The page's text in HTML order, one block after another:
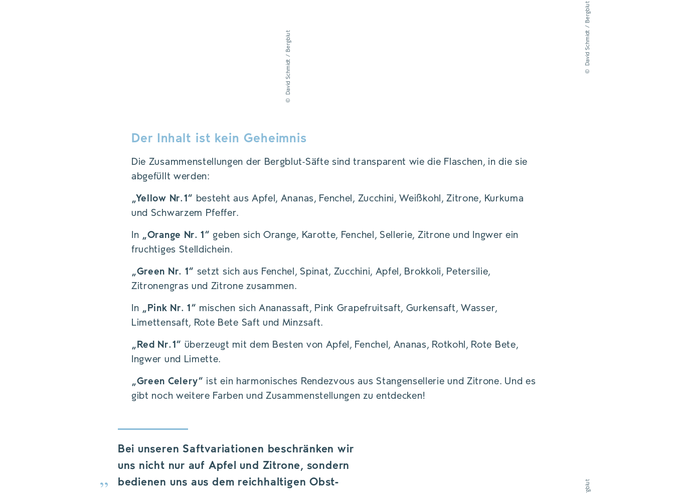
©
David Schmidt / Bergblut ©
David Schmidt / Bergblut
Der Inhalt ist kein Geheimnis
Die Zusammenstellungen der Bergblut-Säfte sind transparent wie die Flaschen, in die sie
abgefüllt werden:
„Yellow Nr.1“ besteht aus Apfel, Ananas, Fenchel, Zucchini, Weißkohl, Zitrone, Kurkuma
und Schwarzem Pfeffer.
In „Orange Nr. 1“ geben sich Orange, Karotte, Fenchel, Sellerie, Zitrone und Ingwer ein
fruchtiges Stelldichein.
„Green Nr. 1“ setzt sich aus Fenchel, Spinat, Zucchini, Apfel, Brokkoli, Petersilie,
Zitronengras und Zitrone zusammen.
In „Pink Nr. 1“ mischen sich Ananassaft, Pink Grapefruitsaft, Gurkensaft, Wasser,
Limettensaft, Rote Bete Saft und Minzsaft.
„Red Nr.1“ überzeugt mit dem Besten von Apfel, Fenchel, Ananas, Rotkohl, Rote Bete,
Ingwer und Limette.
„Green Celery“ ist ein harmonisches Rendezvous aus Stangensellerie und Zitrone. Und es
gibt noch weitere Farben und Zusammenstellungen zu entdecken!
Bei unseren Saftvariationen beschränken wir
uns nicht nur auf Apfel und Zitrone, sondern
bedienen uns aus dem reichhaltigen Obst-